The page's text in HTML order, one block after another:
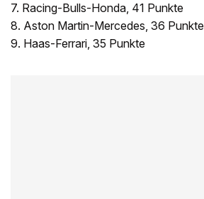
7. Racing-Bulls-Honda, 41 Punkte
8. Aston Martin-Mercedes, 36 Punkte
9. Haas-Ferrari, 35 Punkte